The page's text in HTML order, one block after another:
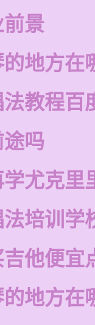
景
地方在
法教程百
吗
尤克里
培训学
他便宜
地方在